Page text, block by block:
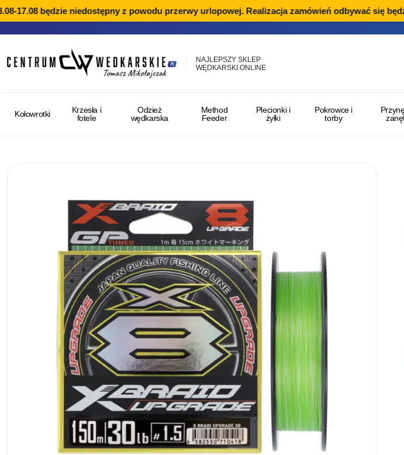
17.08 będzie niedostępny z powodu przerwy urlopowej. Realizacja zamówień odbywać się
NAJLEPSZY SKLEP
WĘDKARSKI ONLINE
Kołowrotki
Krzesła i
fotele
Odzież
wędkarska
Method
Feeder
Plecionki i
żyłki
Pokrowce i
torby